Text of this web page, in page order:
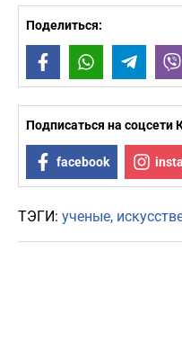
Поделиться:
FacebookWhatsApp
Подписаться на соцсети
facebook
ТЭГИ: ученые